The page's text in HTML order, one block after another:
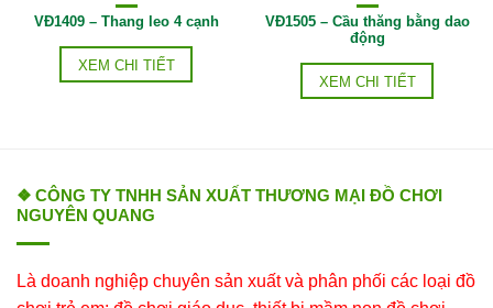
VĐ1409 – Thang leo 4 cạnh
XEM CHI TIẾT
VĐ1505 – Cầu thăng bằng dao
động
XEM CHI TIẾT
❖ CÔNG TY TNHH SẢN XUẤT THƯƠNG MẠI ĐỒ CHƠI
NGUYÊN QUANG
Là doanh nghiệp chuyên sản xuất và phân phối các loại đồ